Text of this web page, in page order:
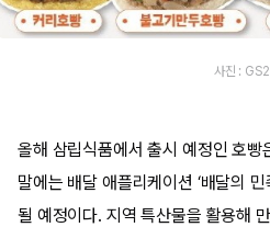
사진 :
올해 삼립식품에서 출시 예정인 호
말에는 배달 애플리케이션 ‘배달의 민
될 예정이다. 지역 특산물을 활용해